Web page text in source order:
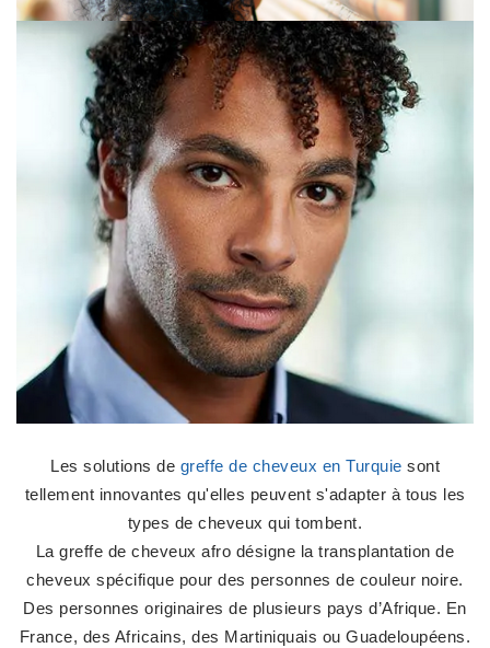
Les solutions de greffe de cheveux en Turquie sont
tellement innovantes qu'elles peuvent s'adapter à tous les
types de cheveux qui tombent.
La greffe de cheveux afro désigne la transplantation de
cheveux spécifique pour des personnes de couleur noire.
Des personnes originaires de plusieurs pays d’Afrique. En
France, des Africains, des Martiniquais ou Guadeloupéens.